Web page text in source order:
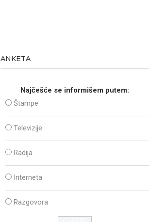
ANKETA
Najčešće se informišem putem:
Štampe
Televizije
Radija
Interneta
Razgovora